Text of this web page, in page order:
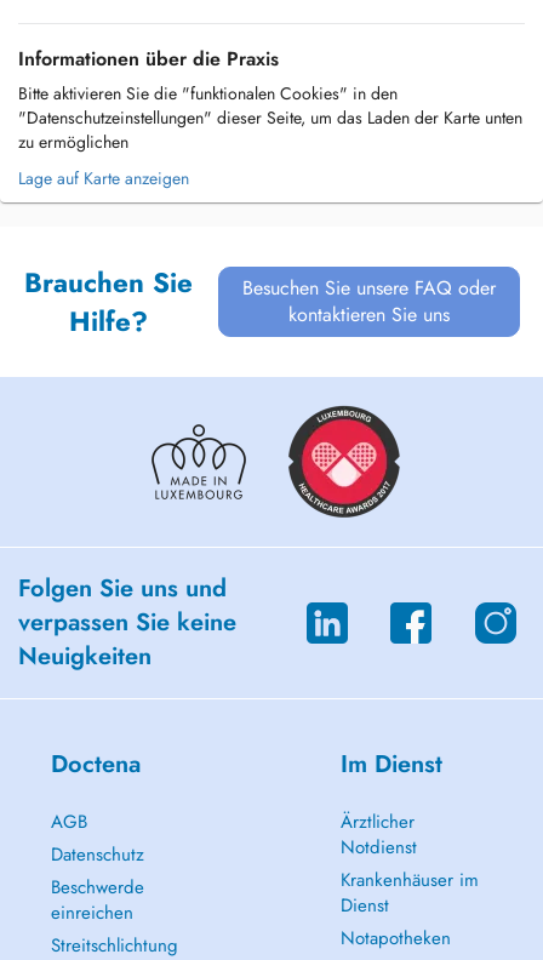
Informationen über die Praxis
Bitte aktivieren Sie die "funktionalen Cookies" in den
"Datenschutzeinstellungen" dieser Seite, um das Laden der Karte unten
zu ermöglichen
Lage auf Karte anzeigen
Brauchen Sie
Hilfe?
Besuchen Sie unsere FAQ oder
kontaktieren Sie uns
Folgen Sie uns und
verpassen Sie keine
Neuigkeiten
Doctena
AGB
Datenschutz
Beschwerde
einreichen
Streitschlichtung
Im Dienst
Ärztlicher
Notdienst
Krankenhäuser im
Dienst
Notapotheken